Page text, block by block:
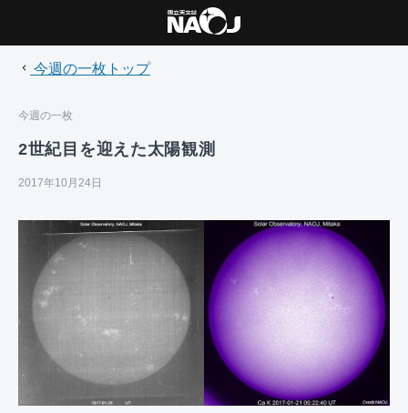
今週の一枚トップ
今週の一枚
2世紀目を迎えた太陽観測
2017年10月24日